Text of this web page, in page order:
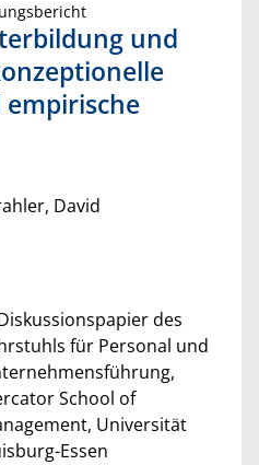
und
David
des
für Personal und
School of
Universität
Essen